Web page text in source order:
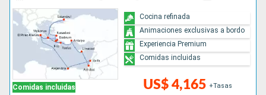
Comidas incluidas US$ 4,165 +Tasas
Cocina refinada
Animaciones exclusivas a bordo
Experiencia Premium
Comidas incluidas